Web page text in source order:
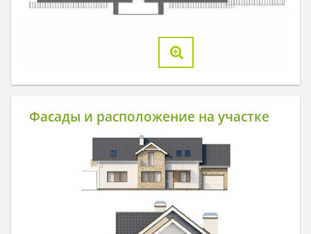
Фасады и расположение на участке